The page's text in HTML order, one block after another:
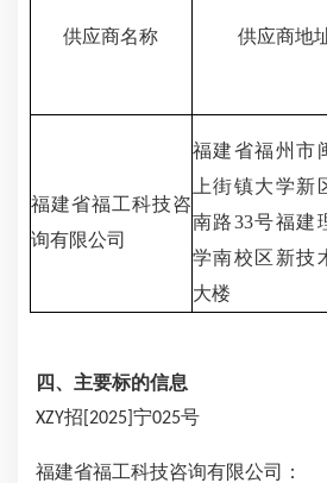
供应商名称 供应商地
福建省福工科技咨
询有限公司
福建省福州市
上街镇大学新
南路33号福建
学南校区新技
大楼
四、主要标的信息
XZY招 [2025] 宁025号
福建省福工科技咨询有限公司 ：